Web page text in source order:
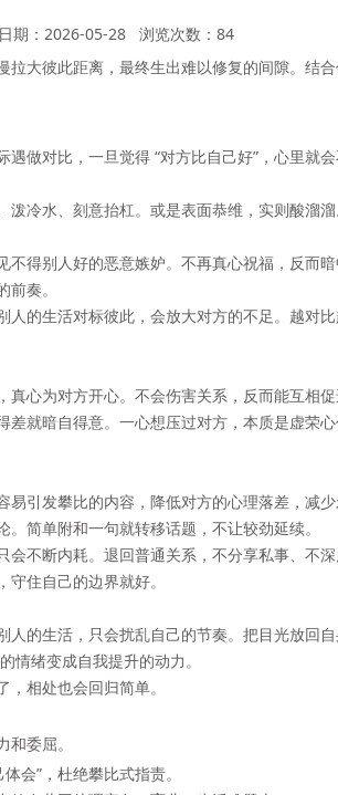
期：2026-05-28
浏览次数：84
拉大彼此距离，最终生出难以修复的间隙。结
做对比，一旦觉得 “对方比自己好”，心里就
泼冷水、刻意抬杠。或是表面恭维，实则酸溜
不得别人好的恶意嫉妒。不再真心祝福，反而
奏。
人的生活对标彼此，会放大对方的不足。越对
心为对方开心。不会伤害关系，反而能互相促
差就暗自得意。一心想压过对方，本质是虚荣心
引发攀比的内容，降低对方的心理落差，减少
简单附和一句就转移话题，不让较劲延续。
不断内耗。退回普通关系，不分享私事、不深
住自己的边界就好。
的生活，只会扰乱自己的节奏。把目光放回自
情绪变成自我提升的动力。
相处也会回归简单。
委屈。
会”，杜绝攀比式指责。